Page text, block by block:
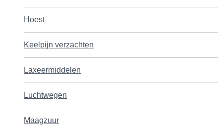
Hoest
Keelpijn verzachten
Laxeermiddelen
Luchtwegen
Maagzuur